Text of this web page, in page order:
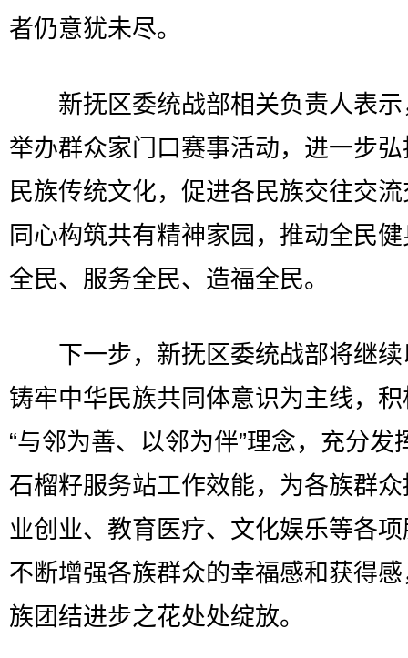
者仍意犹未尽。
新抚区委统战部相关负责人表示
举办群众家门口赛事活动，进一步
民族传统文化，促进各民族交往交
同心构筑共有精神家园，推动全民
全民、服务全民、造福全民。
下一步，新抚区委统战部将继续
铸牢中华民族共同体意识为主线，
“与邻为善、以邻为伴”理念，充分发
石榴籽服务站工作效能，为各族群
业创业、教育医疗、文化娱乐等各
不断增强各族群众的幸福感和获得
族团结进步之花处处绽放。